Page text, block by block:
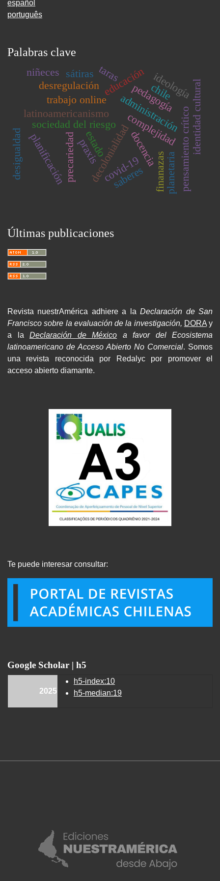
español
português
Palabras clave
decolonialidadcomplejidad
docencia
sociedad del riesgo
trabajo online
precariedad
latinoamericanismo pensamiento críticoidentidad cultural
administración
educación
planificación
pedagogía
praxis
desigualdad
desregulación
covid-19
ideología
estado
finanazas
chile
taras
sátiras
planetaria
niñeces
saberes
Últimas publicaciones
Revista nuestrAmérica adhiere a laDeclaración de San
Francisco sobre la evaluación de la investigación, DORAy
a la Declaración de México a favor del Ecosistema
latinoamericano de Acceso Abierto No Comercial. Somos
una revista reconocida por Redalyc por promover el
acceso abierto diamante.
Te puede interesar consultar:
Google Scholar | h5
2025
h5-index:10
h5-median:19